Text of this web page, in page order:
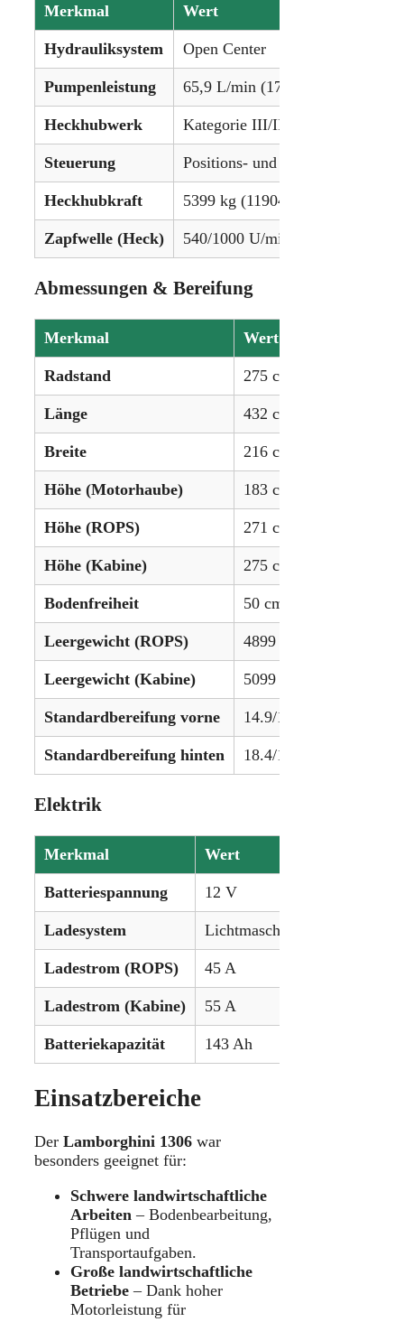
Merkmal Wert
Hydrauliksystem Open Center
Pumpenleistung 65,9 L/min (17,4 gpm)
Heckhubwerk Kategorie III/II
Steuerung Positions- und Zugkraftregelung
Heckhubkraft 5399 kg (11904 lbs)
Zapfwelle (Heck) 540/1000 U/min (unabhängig,
Abmessungen & Bereifung
Merkmal Wert
Radstand 275 cm (108,3 Zoll)
Länge 432 cm (170,3 Zoll)
Breite 216 cm (85,4 Zoll)
Höhe (Motorhaube) 183 cm (72,3 Zoll)
Höhe (ROPS) 271 cm (106,7 Zoll)
Höhe (Kabine) 275 cm (108,3 Zoll)
Bodenfreiheit 50 cm (19,7 Zoll)
Leergewicht (ROPS) 4899 kg (10802 lbs)
Leergewicht (Kabine) 5099 kg (11243 lbs)
Standardbereifung vorne 14.9/13-30 oder 16.9/
Standardbereifung hinten 18.4/15-38 oder 20.8-38
Elektrik
Merkmal Wert
Batteriespannung 12 V
Ladesystem Lichtmaschine
Ladestrom (ROPS) 45 A
Ladestrom (Kabine) 55 A
Batteriekapazität 143 Ah
Einsatzbereiche
Der Lamborghini 1306 war
besonders geeignet für:
Schwere landwirtschaftliche
Arbeiten – Bodenbearbeitung,
Pflügen und
Transportaufgaben.
Große landwirtschaftliche
Betriebe – Dank hoher
Motorleistung für